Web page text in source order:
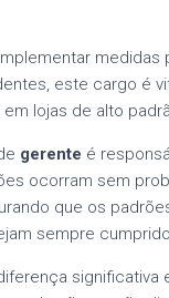
medidas
este cargo é
lojas de alto
gerente é
ocorram sem
que os
sempre
significativa